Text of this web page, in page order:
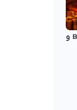
خرید بیت کوین توسط ناکاموتو با تصاحب BTC Inc و